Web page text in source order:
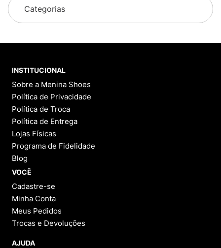
Categorias
INSTITUCIONAL
Sobre a Menina Shoes
Política de Privacidade
Política de Troca
Política de Entrega
Lojas Físicas
Programa de Fidelidade
Blog
VOCÊ
Cadastre-se
Minha Conta
Meus Pedidos
Trocas e Devoluções
AJUDA